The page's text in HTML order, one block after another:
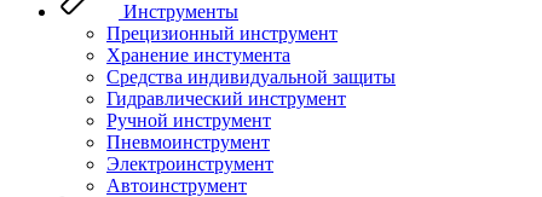
Инструменты
Прецизионный инструмент
Хранение инстумента
Средства индивидуальной защиты
Гидравлический инструмент
Ручной инструмент
Пневмоинструмент
Электроинструмент
Автоинструмент